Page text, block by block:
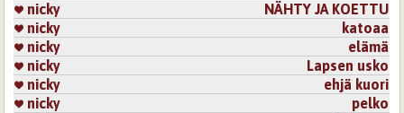
nicky
NÄHTY JA KOETTU
nicky
katoaa
nicky
elämä
nicky
Lapsen usko
nicky
ehjä kuori
nicky
pelko